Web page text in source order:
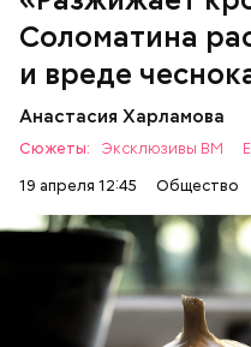
Соломатина
и вреде
Анастасия Харламова
Сюжеты: Эксклюзивы ВМ
19 апреля 12:45
Общество
— Чеснок является
продуктом. В нем
эфирные масла. Они
вирусы. Это нужно
рекомендую есть
не может быть
борьбы с простудой, —
ЗДОРОВЬЕ ВРАЧИ